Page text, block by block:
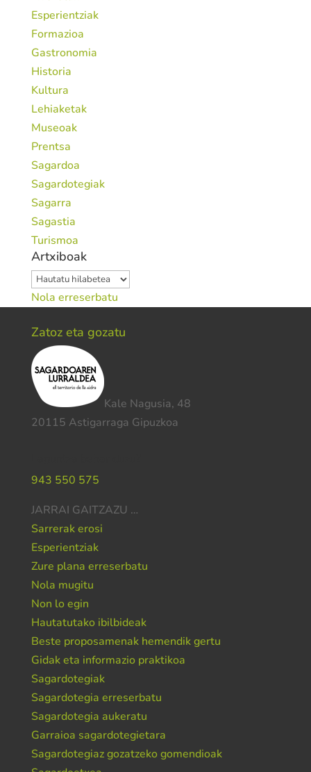
Esperientziak
Formazioa
Gastronomia
Historia
Kultura
Lehiaketak
Museoak
Prentsa
Sagardoa
Sagardotegiak
Sagarra
Sagastia
Turismoa
Artxiboak
Artxiboak
Nola erreserbatu
Zatoz eta gozatu
Kale Nagusia, 48
20115 Astigarraga Gipuzkoa
943 550 575
JARRAI GAITZAZU …
Sarrerak erosi
Esperientziak
Zure plana erreserbatu
Nola mugitu
Non lo egin
Hautatutako ibilbideak
Beste proposamenak hemendik gertu
Gidak eta informazio praktikoa
Sagardotegiak
Sagardotegia erreserbatu
Sagardotegia aukeratu
Garraioa sagardotegietara
Sagardotegiaz gozatzeko gomendioak